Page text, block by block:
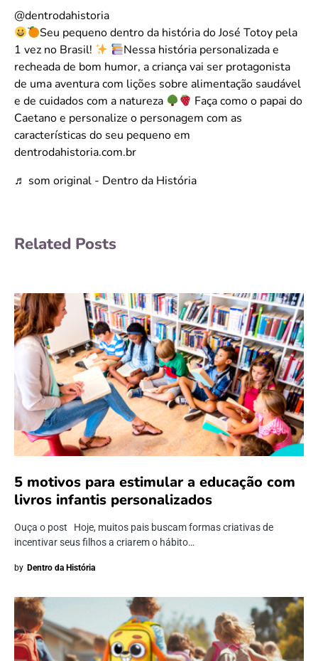
@dentrodahistoria
Seu pequeno dentro da história do José Totoy pela
1 vez no Brasil!
Nessa história personalizada e
recheada de bom humor, a criança vai ser protagonista
de uma aventura com lições sobre alimentação saudável
e de cuidados com a natureza
Faça como o papai do
Caetano e personalize o personagem com as
características do seu pequeno em
dentrodahistoria.com.br
♬ som original - Dentro da História
Related Posts
5 motivos para estimular a educação com
livros infantis personalizados
Ouça o post Hoje, muitos pais buscam formas criativas de
incentivar seus filhos a criarem o hábito…
by Dentro da História